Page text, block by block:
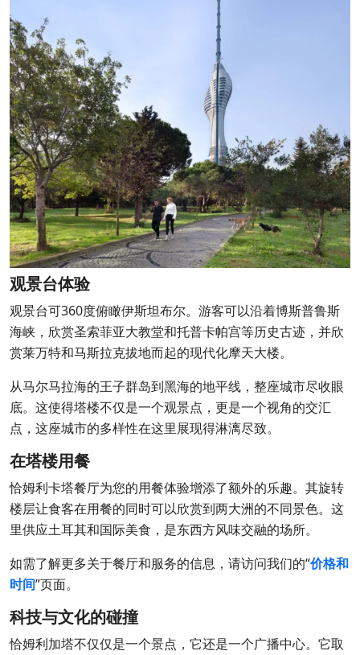
观景台体验
观景台可360度俯瞰伊斯坦布尔。游客可以沿着博斯普鲁斯
海峡，欣赏圣索菲亚大教堂和托普卡帕宫等历史古迹，并欣
赏莱万特和马斯拉克拔地而起的现代化摩天大楼。
从马尔马拉海的王子群岛到黑海的地平线，整座城市尽收眼
底。这使得塔楼不仅是一个观景点，更是一个视角的交汇
点，这座城市的多样性在这里展现得淋漓尽致。
在塔楼用餐
恰姆利卡塔餐厅为您的用餐体验增添了额外的乐趣。其旋转
楼层让食客在用餐的同时可以欣赏到两大洲的不同景色。这
里供应土耳其和国际美食，是东西方风味交融的场所。
如需了解更多关于餐厅和服务的信息，请访问我们的“价格和
时间”页面。
科技与文化的碰撞
恰姆利加塔不仅仅是一个景点，它还是一个广播中心。它取